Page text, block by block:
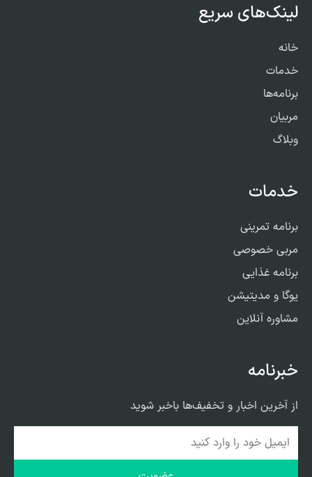
لینک‌های سریع
خانه
خدمات
برنامه‌ها
مربیان
وبلاگ
خدمات
برنامه تمرینی
مربی خصوصی
برنامه غذایی
یوگا و مدیتیشن
مشاوره آنلاین
خبرنامه
از آخرین اخبار و تخفیف‌ها باخبر شوید